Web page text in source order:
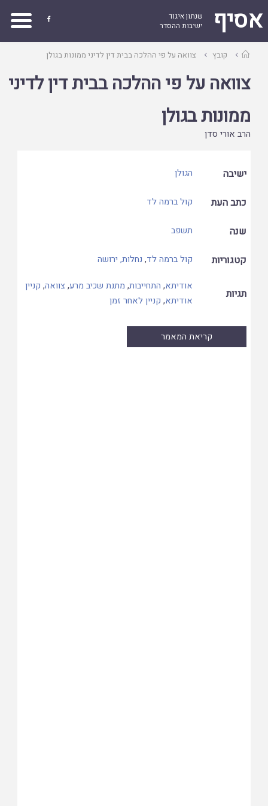
אסיף
שנתון איגוד
ישיבות ההסדר

עמודקובץ צוואה על פי ההלכה בבית דין לדיני ממונות בגולן
צוואה על פי ההלכה בבית דין לדיני
ממונות בגולן
הרב אורי סדן
ישיבה הגולן
כתב העת קול ברמה לד
שנה תשפב
קטגוריות קול ברמה לד, נחלות, ירושה
תגיות
אודיתא, התחייבות, מתנת שכיב מרע, צוואה, קניין
אודיתא, קניין לאחר זמן
קריאת המאמר